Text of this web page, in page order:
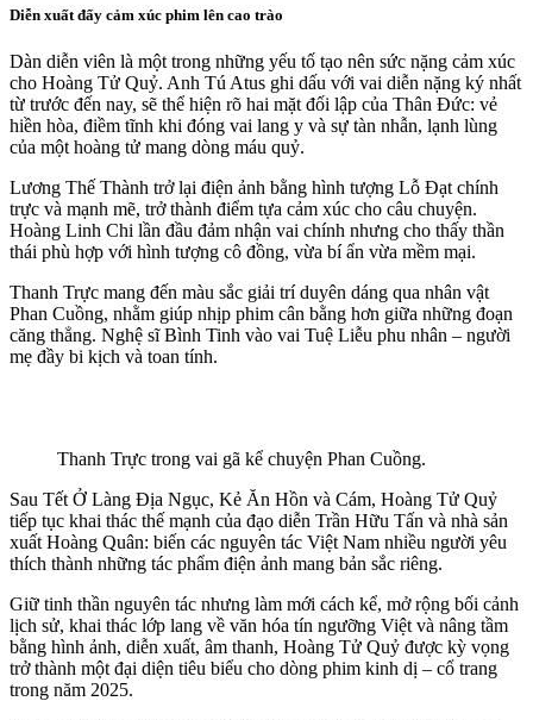
Diễn xuất đẩy cảm xúc phim lên cao trào
Dàn diễn viên là một trong những yếu tố tạo nên sức nặng cảm xúc
cho Hoàng Tử Quỷ. Anh Tú Atus ghi dấu với vai diễn nặng ký nhất
từ trước đến nay, sẽ thể hiện rõ hai mặt đối lập của Thân Đức: vẻ
hiền hòa, điềm tĩnh khi đóng vai lang y và sự tàn nhẫn, lạnh lùng
của một hoàng tử mang dòng máu quỷ.
Lương Thế Thành trở lại điện ảnh bằng hình tượng Lỗ Đạt chính
trực và mạnh mẽ, trở thành điểm tựa cảm xúc cho câu chuyện.
Hoàng Linh Chi lần đầu đảm nhận vai chính nhưng cho thấy thần
thái phù hợp với hình tượng cô đồng, vừa bí ẩn vừa mềm mại.
Thanh Trực mang đến màu sắc giải trí duyên dáng qua nhân vật
Phan Cuồng, nhằm giúp nhịp phim cân bằng hơn giữa những đoạn
căng thẳng. Nghệ sĩ Bình Tinh vào vai Tuệ Liễu phu nhân – người
mẹ đầy bi kịch và toan tính.
Thanh Trực trong vai gã kể chuyện Phan Cuồng.
Sau Tết Ở Làng Địa Ngục, Kẻ Ăn Hồn và Cám, Hoàng Tử Quỷ
tiếp tục khai thác thế mạnh của đạo diễn Trần Hữu Tấn và nhà sản
xuất Hoàng Quân: biến các nguyên tác Việt Nam nhiều người yêu
thích thành những tác phẩm điện ảnh mang bản sắc riêng.
Giữ tinh thần nguyên tác nhưng làm mới cách kể, mở rộng bối cảnh
lịch sử, khai thác lớp lang về văn hóa tín ngưỡng Việt và nâng tầm
bằng hình ảnh, diễn xuất, âm thanh, Hoàng Tử Quỷ được kỳ vọng
trở thành một đại diện tiêu biểu cho dòng phim kinh dị – cổ trang
trong năm 2025.